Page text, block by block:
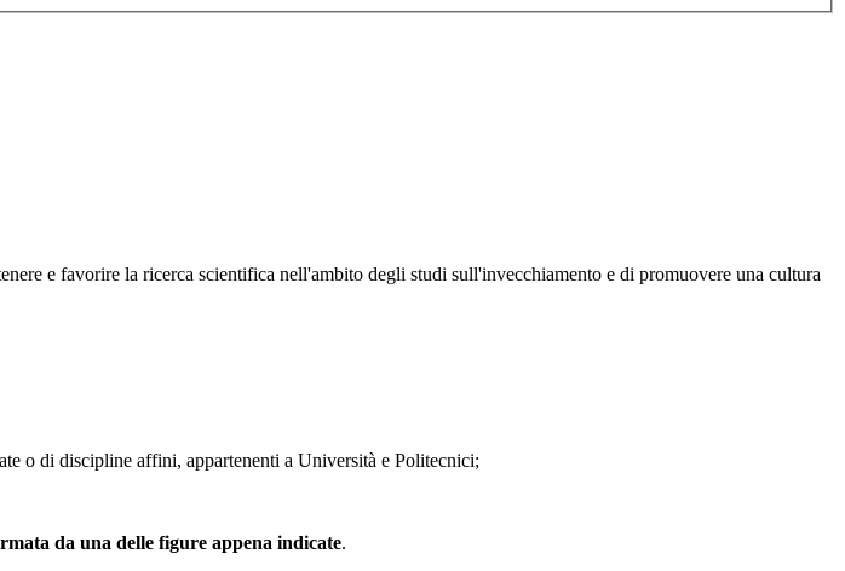
e favorire la ricerca scientifica nell'ambito degli studi sull'invecchiamento e di promuovere una cultura
o di discipline affini, appartenenti a Università e Politecnici;
da una delle figure appena indicate.